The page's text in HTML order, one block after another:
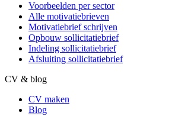
Voorbeelden per sector
Alle motivatiebrieven
Motivatiebrief schrijven
Opbouw sollicitatiebrief
Indeling sollicitatiebrief
Afsluiting sollicitatiebrief
CV & blog
CV maken
Blog